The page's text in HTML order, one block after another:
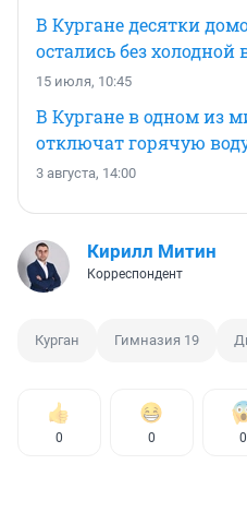
В Кургане десятки
остались без холодной
15 июля, 10:45
В Кургане в одном из
отключат горячую
3 августа, 14:00
Кирилл Митин
Корреспондент
Курган Гимназия 19
0 0 0